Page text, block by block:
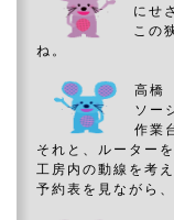
にせ
この
ね。
高橋
ソー
作業
それと、ルーター
工房内の動線を考
予約表を見ながら